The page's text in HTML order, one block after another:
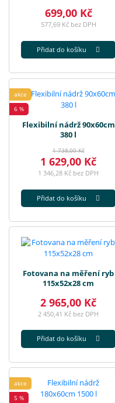
699,00 Kč
577,69 Kč bez DPH
Přidat do košíku
akce
6 %
Flexibilní nádrž 90x60cm
380 l
1 738,00 Kč
1 629,00 Kč
1 346,28 Kč bez DPH
Přidat do košíku
Fotovana na měření ryb
115x52x28 cm
2 965,00 Kč
2 450,41 Kč bez DPH
Přidat do košíku
akce
5 %